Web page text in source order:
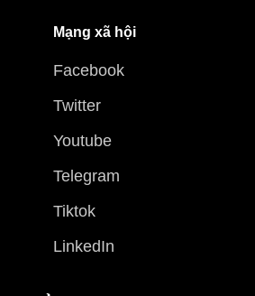
Mạng xã hội
Facebook
Twitter
Youtube
Telegram
Tiktok
LinkedIn